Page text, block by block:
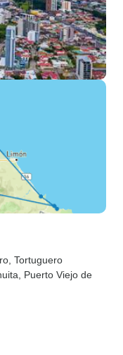
, Tortuguero
, Puerto Viejo de